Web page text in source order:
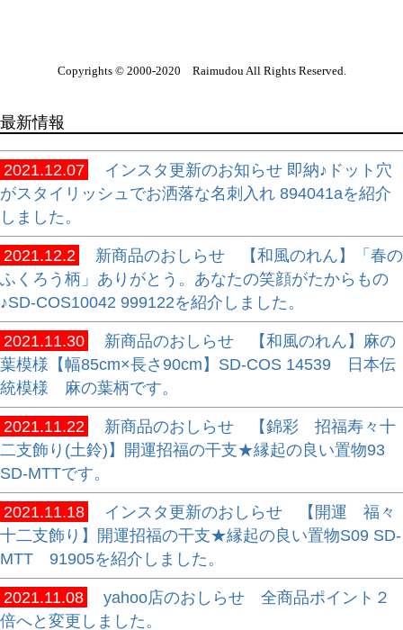
Copyrights © 2000-2020 Raimudou All Rights Reserved.
最新情報
2021.12.07
インスタ更新のお知らせ 即納♪ドット穴
がスタイリッシュでお洒落な名刺入れ 894041aを紹介
しました。
2021.12.2
新商品のおしらせ 【和風のれん】「春の
ふくろう柄」ありがとう。あなたの笑顔がたからもの
♪SD-COS10042 999122を紹介しました。
2021.11.30
新商品のおしらせ 【和風のれん】麻の
葉模様【幅85cm×長さ90cm】SD-COS 14539 日本伝
統模様 麻の葉柄です。
2021.11.22
新商品のおしらせ 【錦彩 招福寿々十
二支飾り(土鈴)】開運招福の干支★縁起の良い置物93
SD-MTTです。
2021.11.18
インスタ更新のおしらせ 【開運 福々
十二支飾り】開運招福の干支★縁起の良い置物S09 SD-
MTT 91905を紹介しました。
2021.11.08
yahoo店のおしらせ 全商品ポイント２
倍へと変更しました。